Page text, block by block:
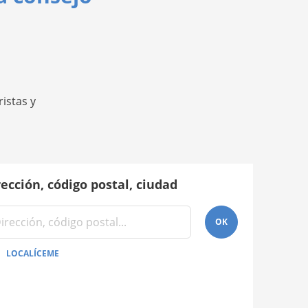
y
código postal, ciudad
OK
LOCALÍCEME